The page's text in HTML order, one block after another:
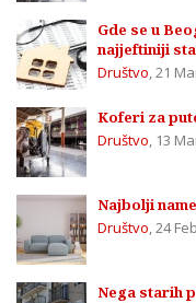
Gde se u
najjeftiniji
Društvo,21
Koferi za
Društvo, 13
Najbolji
Društvo,24
Nega starih